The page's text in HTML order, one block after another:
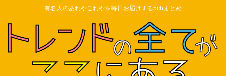
有名人のあれやこれやを毎日お届けする5chまとめ